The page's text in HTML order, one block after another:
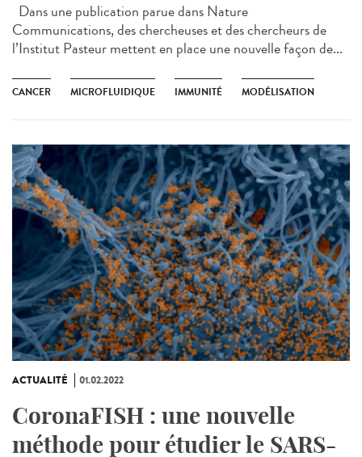
Dans une publication parue dans Nature
Communications, des chercheuses et des chercheurs de
l’Institut Pasteur mettent en place une nouvelle façon de...
CANCER MICROFLUIDIQUE IMMUNITÉ MODÉLISATION
ACTUALITÉ 01.02.2022
CoronaFISH : une nouvelle
méthode pour étudier le SARS-